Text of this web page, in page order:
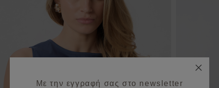
Με την εγγραφή σας στο newsletter